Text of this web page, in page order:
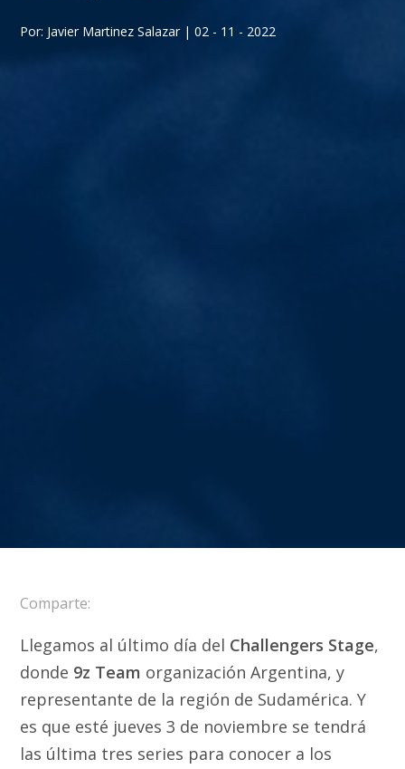
Por: Javier Martinez Salazar | 02 - 11 - 2022
Comparte:
Llegamos al último día del Challengers Stage,
donde 9z Team organización Argentina, y
representante de la región de Sudamérica. Y
es que esté jueves 3 de noviembre se tendrá
las última tres series para conocer a los